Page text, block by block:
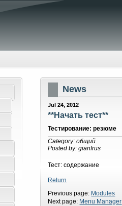
News
Jul 24, 2012
**Начать тест**
Тестирование: резюме
Category: общий
Posted by: gianfrus
Тест: содержание
Return
Previous page: Modules
Next page: Menu Manager